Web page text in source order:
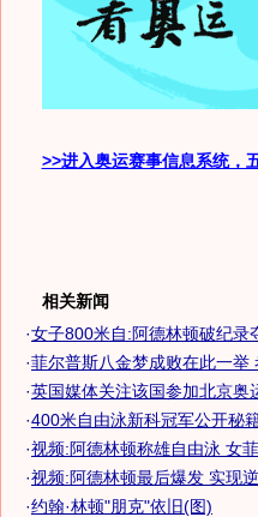
>>进入奥运赛事信息系统，
相关新闻
·女子800米自:阿德林顿破纪录
·菲尔普斯八金梦成败在此一举
·英国媒体关注该国参加北京奥
·400米自由泳新科冠军公开秘
·视频:阿德林顿称雄自由泳 女
·视频:阿德林顿最后爆发 实现
·约翰·林顿"朋克"依旧(图)